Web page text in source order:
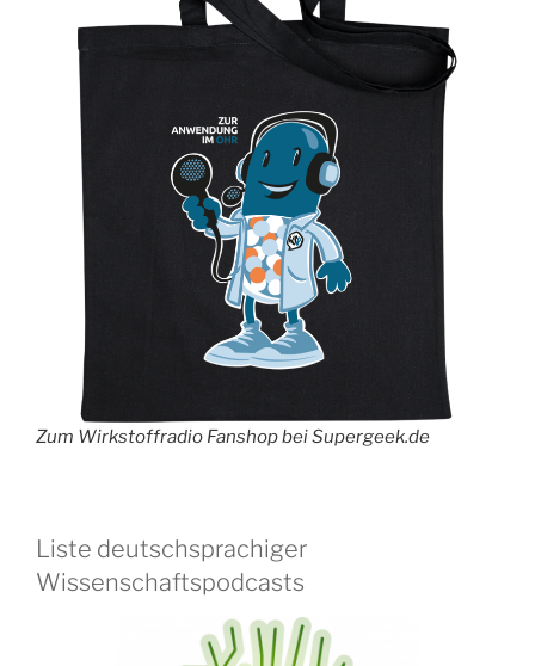
Zum Wirkstoffradio Fanshop bei Supergeek.de
Liste deutschsprachiger
Wissenschaftspodcasts